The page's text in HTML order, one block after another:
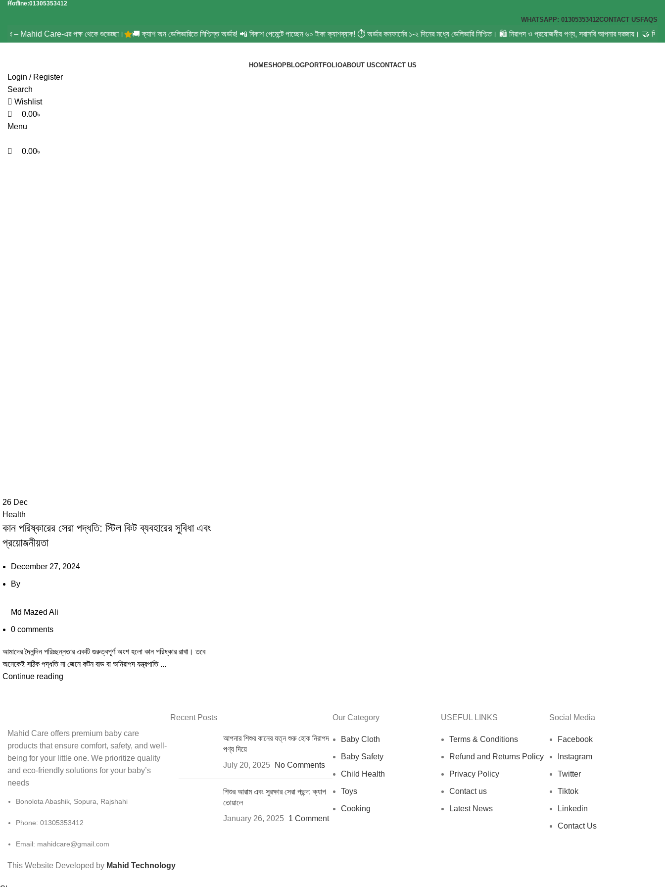
Hotline:01305353412
WHATSAPP: 01305353412CONTACT US FAQS
– Mahid Care-এর পক্ষ থেকে শুভেচ্ছা। 🚚 ক্যাশ অন ডেলিভারিতে নিশ্চিন্ত অর্ডার! 📲 বিকাশ পেমেন্টে পাচ্ছেন ৬০ টাকা ক্যাশব্যাক! ⏱️ অর্ডার কনফার্মের ১-২ দিনের মধ্যে ডেলিভারি নিশ্চিত। 🛍️ নিরাপদ ও প্রয়োজনীয় পণ্য, সরাসরি আপনার দরজায়। 🤝
HOMESHOPBLOGPORTFOLIOABOUT USCONTACT US
Login / Register
Search
Wishlist
0
0.00৳
Menu
0
0.00৳
26 Dec
Health
কান পরিষ্কারের সেরা পদ্ধতি: স্টিল কিট ব্যবহারের সুবিধা এবং
প্রয়োজনীয়তা
December 27, 2024
By
Md Mazed Ali
0 comments
আমাদের দৈনন্দিন পরিচ্ছন্নতার একটি গুরুত্বপূর্ণ অংশ হলো কান পরিষ্কার রাখা। তবে
অনেকেই সঠিক পদ্ধতি না জেনে কটন বাড বা অনিরাপদ যন্ত্রপাতি ...
Continue reading
Mahid Care offers premium baby care
products that ensure comfort, safety, and well-
being for your little one. We prioritize quality
and eco-friendly solutions for your baby’s
needs
Bonolota Abashik, Sopura, Rajshahi
Phone: 01305353412
Email: mahidcare@gmail.com
Recent Posts
আপনার শিশুর কানের যত্ন শুরু হোক নিরাপদ
পণ্য দিয়ে
July 20, 2025
No Comments
শিশুর আরাম এবং সুরক্ষার সেরা পছন্দ: ক্যাপ
তোয়ালে
January 26, 2025
1 Comment
Our Category
Baby Cloth
Baby Safety
Child Health
Toys
Cooking
USEFUL LINKS
Terms & Conditions
Refund and Returns Policy
Privacy Policy
Contact us
Latest News
Social Media
Facebook
Instagram
Twitter
Tiktok
Linkedin
Contact Us
This Website Developed by Mahid Technology
0